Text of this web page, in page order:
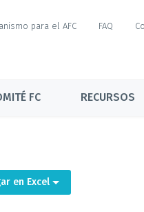
para el AFC FAQ
FC RECURSOS
en Excel